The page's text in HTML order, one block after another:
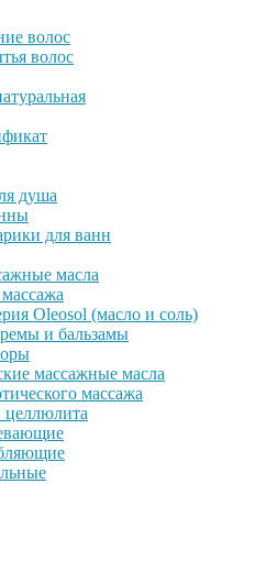
волос
волос
душа
для ванн
масла
массажа
Oleosol (масло и соль)
и бальзамы
массажные масла
массажа
целлюлита